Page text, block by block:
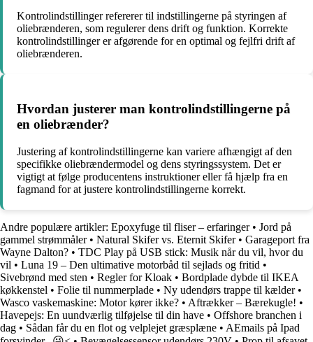
Kontrolindstillinger refererer til indstillingerne på styringen af
oliebrænderen, som regulerer dens drift og funktion. Korrekte
kontrolindstillinger er afgørende for en optimal og fejlfri drift af
oliebrænderen.
Hvordan justerer man kontrolindstillingerne på
en oliebrænder?
Justering af kontrolindstillingerne kan variere afhængigt af den
specifikke oliebrændermodel og dens styringssystem. Det er
vigtigt at følge producentens instruktioner eller få hjælp fra en
fagmand for at justere kontrolindstillingerne korrekt.
Andre populære artikler: Epoxyfuge til fliser – erfaringer • Jord på
gammel strømmåler• Natural Skifer vs. Eternit Skifer• Garageport fra
Wayne Dalton? • TDC Play på USB stick: Musik når du vil, hvor du
vil • Luna 19 – Den ultimative motorbåd til sejlads og fritid •
Sivebrønd med sten • Regler for Kloak • Bordplade dybde til IKEA
køkkenstel • Folie til nummerplade • Ny udendørs trappe til kælder•
Wasco vaskemaskine: Motor kører ikke? • Aftrækker – Bærekugle! •
Havepejs: En uundværlig tilføjelse til din have • Offshore branchen i
dag • Sådan får du en flot og velplejet græsplæne • AEmails på Ipad